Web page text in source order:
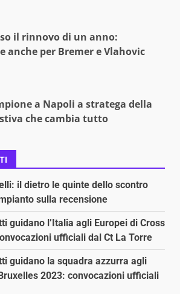
il rinnovo di un anno:
per Bremer e Vlahovic
a Napoli a stratega della
che cambia tutto
il dietro le quinte dello scontro
sulla recensione
guidano l’Italia agli Europei di Cross
ufficiali dal Ct La Torre
guidano la squadra azzurra agli
2023: convocazioni ufficiali